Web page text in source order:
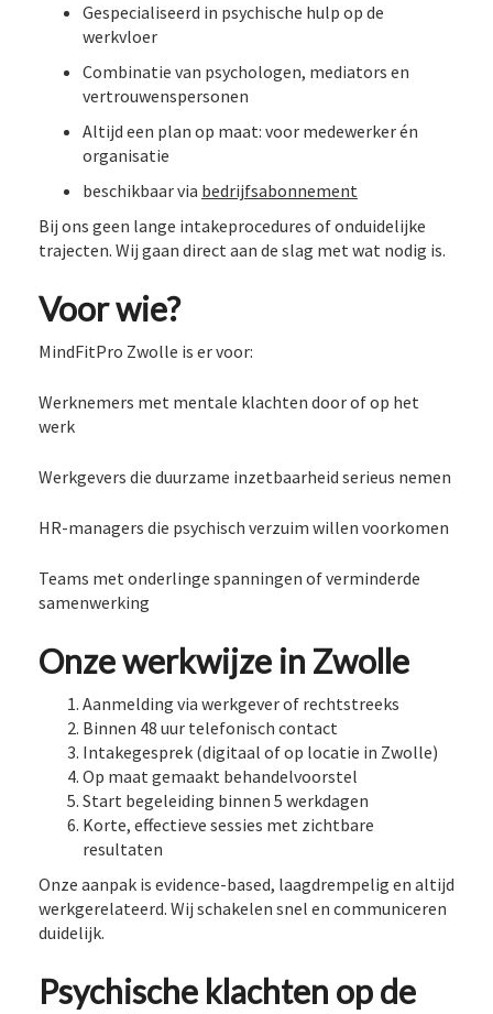
Gespecialiseerd in psychische hulp op de
werkvloer
Combinatie van psychologen, mediators en
vertrouwenspersonen
Altijd een plan op maat: voor medewerker én
organisatie
beschikbaar via bedrijfsabonnement
Bij ons geen lange intakeprocedures of onduidelijke
trajecten. Wij gaan direct aan de slag met wat nodig is.
Voor wie?
MindFitPro Zwolle is er voor:
Werknemers met mentale klachten door of op het
werk
Werkgevers die duurzame inzetbaarheid serieus nemen
HR-managers die psychisch verzuim willen voorkomen
Teams met onderlinge spanningen of verminderde
samenwerking
Onze werkwijze in Zwolle
Aanmelding via werkgever of rechtstreeks
Binnen 48 uur telefonisch contact
Intakegesprek (digitaal of op locatie in Zwolle)
Op maat gemaakt behandelvoorstel
Start begeleiding binnen 5 werkdagen
Korte, effectieve sessies met zichtbare
resultaten
Onze aanpak is evidence-based, laagdrempelig en altijd
werkgerelateerd. Wij schakelen snel en communiceren
duidelijk.
Psychische klachten op de